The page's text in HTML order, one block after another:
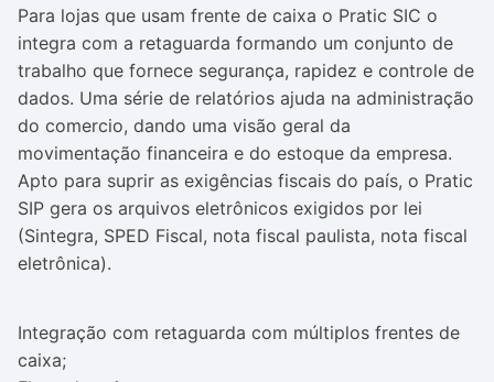
Para lojas que usam frente de caixa o Pratic SIC o
integra com a retaguarda formando um conjunto de
trabalho que fornece segurança, rapidez e controle de
dados. Uma série de relatórios ajuda na administração
do comercio, dando uma visão geral da
movimentação financeira e do estoque da empresa.
Apto para suprir as exigências fiscais do país, o Pratic
SIP gera os arquivos eletrônicos exigidos por lei
(Sintegra, SPED Fiscal, nota fiscal paulista, nota fiscal
eletrônica).
Integração com retaguarda com múltiplos frentes de
caixa;